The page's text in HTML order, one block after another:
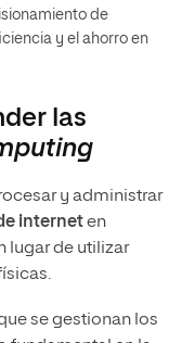
de
y el ahorro en
las
y administrar
interneten
lugar de utilizar
se gestionan los